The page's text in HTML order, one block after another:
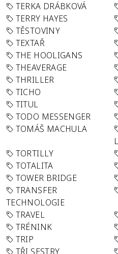
TERKA DRÁBKOVÁ
TERRY HAYES
TĚSTOVINY
TEXTAŘ
THE HOOLIGANS
THEAVERAGE
THRILLER
TICHO
TITUL
TODO MESSENGER
TOMÁŠ MACHULA
TORTILLY
TOTALITA
TOWER BRIDGE
TRANSFER
TECHNOLOGIE
TRAVEL
TRÉNINK
TRIP
TŘI SESTRY